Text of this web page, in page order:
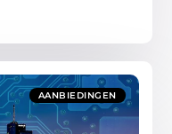
AANBIEDINGEN